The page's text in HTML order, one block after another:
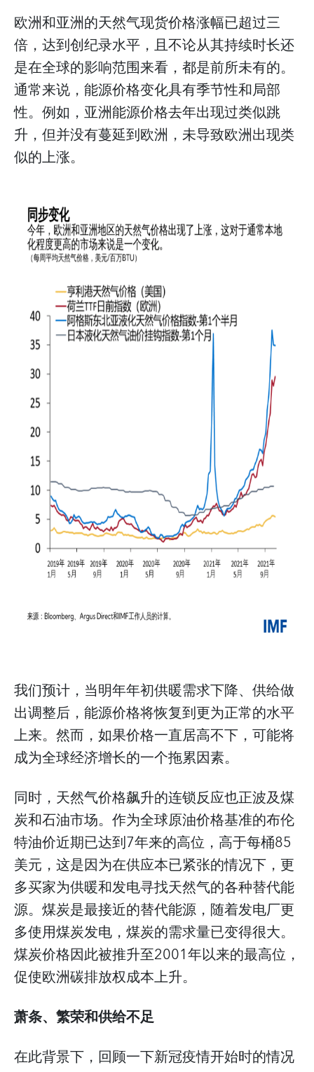
欧洲和亚洲的天然气现货价格涨幅已超过三
倍，达到创纪录水平，且不论从其持续时长还
是在全球的影响范围来看，都是前所未有的。
通常来说，能源价格变化具有季节性和局部
性。例如，亚洲能源价格去年出现过类似跳
升，但并没有蔓延到欧洲，未导致欧洲出现类
似的上涨。
我们预计，当明年年初供暖需求下降、供给做
出调整后，能源价格将恢复到更为正常的水平
上来。然而，如果价格一直居高不下，可能将
成为全球经济增长的一个拖累因素。
同时，天然气价格飙升的连锁反应也正波及煤
炭和石油市场。作为全球原油价格基准的布伦
特油价近期已达到7年来的高位，高于每桶85
美元，这是因为在供应本已紧张的情况下，更
多买家为供暖和发电寻找天然气的各种替代能
源。煤炭是最接近的替代能源，随着发电厂更
多使用煤炭发电，煤炭的需求量已变得很大。
煤炭价格因此被推升至2001年以来的最高位，
促使欧洲碳排放权成本上升。
萧条、繁荣和供给不足
在此背景下，回顾一下新冠疫情开始时的情况